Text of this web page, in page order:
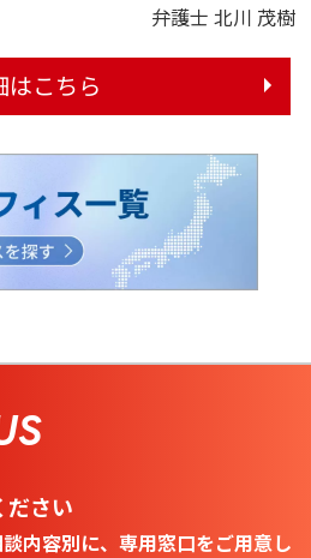
弁護士 北川 茂樹
はこちら
ださい
内容別に、専用窓口をご用意し